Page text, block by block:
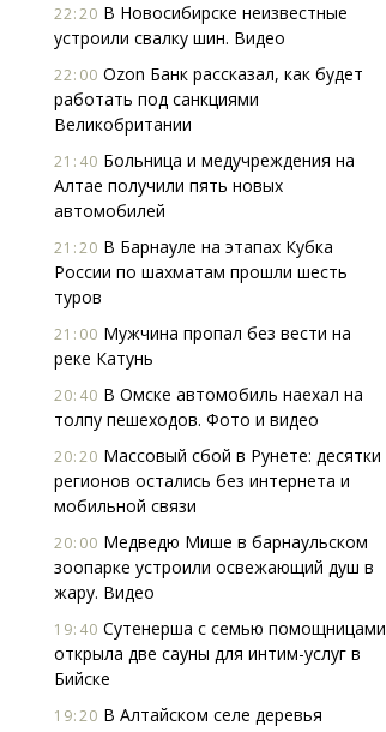
22:20 В Новосибирске неизвестные
устроили свалку шин. Видео
22:00 Ozon Банк рассказал, как будет
работать под санкциями
Великобритании
21:40 Больница и медучреждения на
Алтае получили пять новых
автомобилей
21:20 В Барнауле на этапах Кубка
России по шахматам прошли шесть
туров
21:00 Мужчина пропал без вести на
реке Катунь
20:40 В Омске автомобиль наехал на
толпу пешеходов. Фото и видео
20:20 Массовый сбой в Рунете: десятки
регионов остались без интернета и
мобильной связи
20:00 Медведю Мише в барнаульском
зоопарке устроили освежающий душ в
жару. Видео
19:40 Сутенерша с семью помощницами
открыла две сауны для интим-услуг в
Бийске
19:20 В Алтайском селе деревья